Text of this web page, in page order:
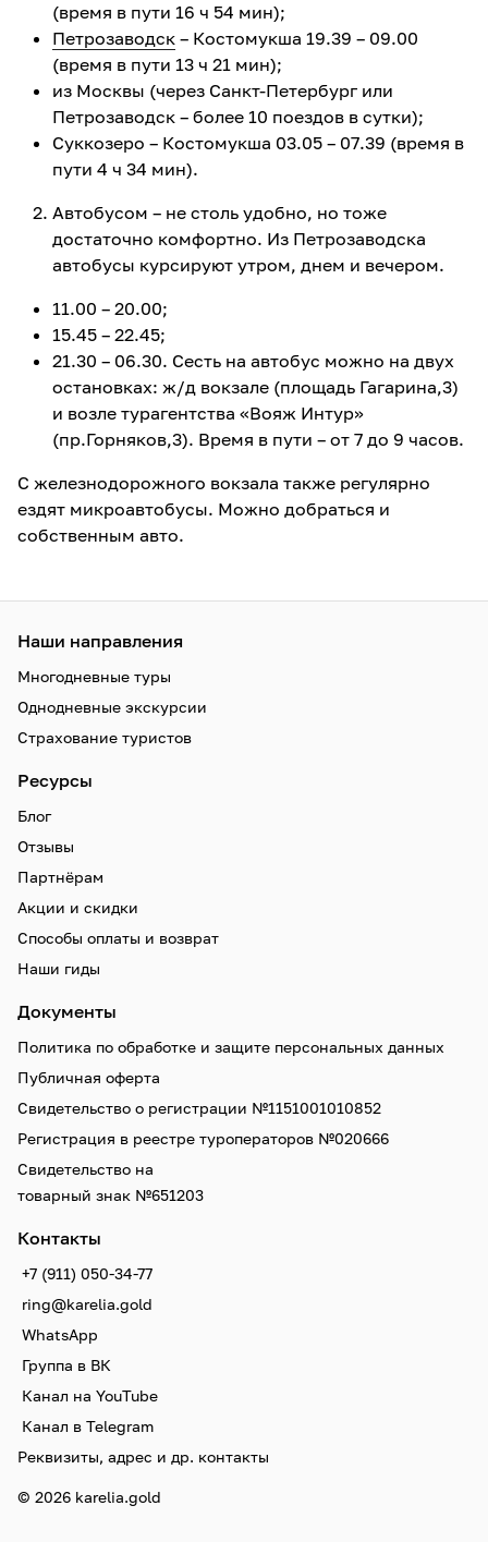
(время в пути 16 ч 54 мин);
Петрозаводск – Костомукша 19.39 – 09.00
(время в пути 13 ч 21 мин);
из Москвы (через Санкт-Петербург или
Петрозаводск – более 10 поездов в сутки);
Суккозеро – Костомукша 03.05 – 07.39 (время в
пути 4 ч 34 мин).
Автобусом – не столь удобно, но тоже
достаточно комфортно. Из Петрозаводска
автобусы курсируют утром, днем и вечером.
11.00 – 20.00;
15.45 – 22.45;
21.30 – 06.30. Сесть на автобус можно на двух
остановках: ж/д вокзале (площадь Гагарина,3)
и возле турагентства «Вояж Интур»
(пр.Горняков,3). Время в пути – от 7 до 9 часов.
С железнодорожного вокзала также регулярно
ездят микроавтобусы. Можно добраться и
собственным авто.
Наши направления
Многодневные туры
Однодневные экскурсии
Страхование туристов
Ресурсы
Блог
Отзывы
Партнёрам
Акции и скидки
Способы оплаты и возврат
Наши гиды
Документы
Политика по обработке и защите персональных данных
Публичная оферта
Свидетельство о регистрации №1151001010852
Регистрация в реестре туроператоров №020666
Свидетельство на
товарный знак №651203
Контакты
+7 (911) 050-34-77
ring@karelia.gold
WhatsApp
Группа в ВК
Канал на YouTube
Канал в Telegram
Реквизиты, адрес и др. контакты
© 2026 karelia.gold